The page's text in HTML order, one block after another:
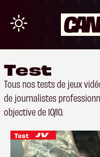
Test
Tous nos tests de jeux
de journalistes
objective de 10/10.
Test